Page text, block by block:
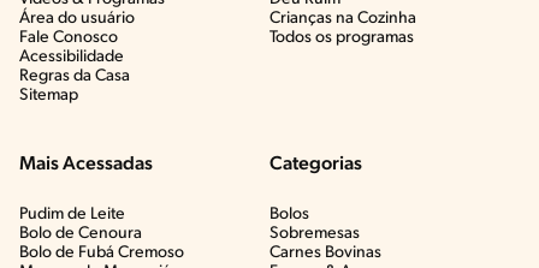
Área do usuário
Fale Conosco
Acessibilidade
Regras da Casa
Sitemap
Crianças na Cozinha​
Todos os programas
Mais Acessadas
Pudim de Leite
Bolo de Cenoura
Bolo de Fubá Cremoso
Categorias
Bolos
Sobremesas
Carnes Bovinas​